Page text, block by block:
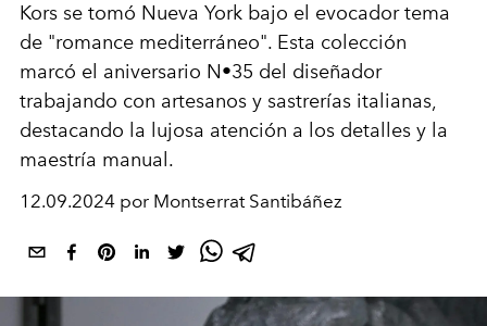
Kors se tomó Nueva York bajo el evocador tema
de "romance mediterráneo". Esta colección
marcó el aniversario N•35 del diseñador
trabajando con artesanos y sastrerías italianas,
destacando la lujosa atención a los detalles y la
maestría manual.
12.09.2024 por Montserrat Santibáñez